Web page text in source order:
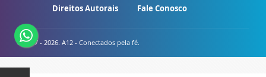
Direitos Autorais Fale Conosco
© 2007 - 2026. A12 - Conectados pela fé.